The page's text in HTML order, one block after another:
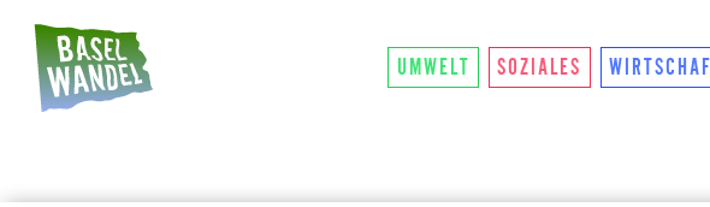
HAUPTNAVIGATION
THEMEN
UMWELT SOZIALES